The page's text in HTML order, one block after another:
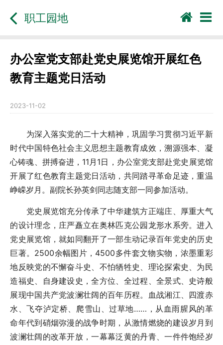
职工园地
办公室党支部赴党史展览馆开展红色
教育主题党日活动
2023-11-02
为深入落实党的二十大精神，巩固学习贯彻习近平新
时代中国特色社会主义思想主题教育成效，溯源强本、凝
心铸魂、拼搏奋进，11月1日，办公室党支部赴党史展览馆
开展了红色教育主题党日活动，共同踏寻革命足迹，重温
峥嵘岁月。副院长孙英剑同志随支部一同参加活动。
党史展览馆充分传承了中华建筑方正端庄、厚重大气
的设计理念，庄严矗立在奥林匹克公园龙形水系旁。进入
党史展览馆，就如同翻开了一部生动记录百年党史的历史
巨著。2500余幅图片，4500多件套文物实物，浓墨重彩
地反映党的不懈奋斗史、不怕牺牲史、理论探索史、为民
造福史、自身建设史，全方位、全过程、全景式、史诗般
展现中国共产党波澜壮阔的百年历程。血战湘江、四渡赤
水、飞夺泸定桥、爬雪山、过草地……，从血雨腥风的革
命年代到硝烟弥漫的战争时期，从激情燃烧的建设岁月到
波澜壮阔的改革开放，一幕幕泛黄的丹青、一件件饱经岁